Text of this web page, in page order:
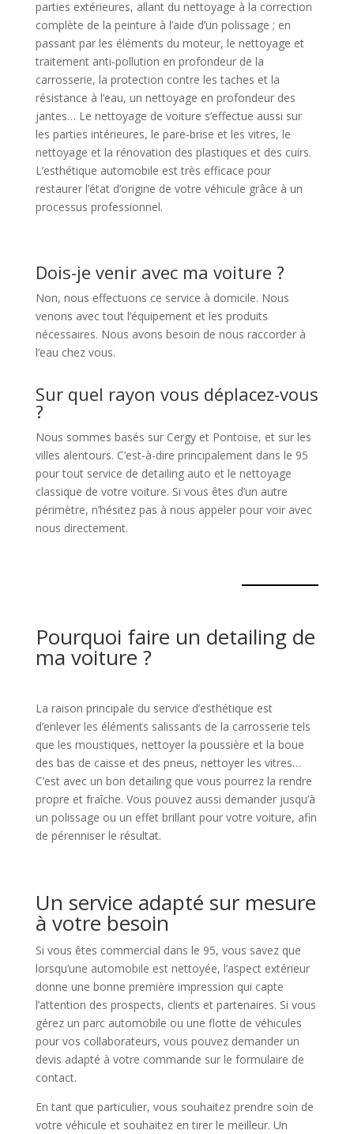
parties extérieures, allant du nettoyage à la correction
complète de la peinture à l’aide d’un polissage ; en
passant par les éléments du moteur, le nettoyage et
traitement anti-pollution en profondeur de la
carrosserie, la protection contre les taches et la
résistance à l’eau, un nettoyage en profondeur des
jantes… Le nettoyage de voiture s’effectue aussi sur
les parties intérieures, le pare-brise et les vitres, le
nettoyage et la rénovation des plastiques et des cuirs.
L’esthétique automobile est très efficace pour
restaurer l’état d’origine de votre véhicule grâce à un
processus professionnel.
Dois-je venir avec ma voiture ?
Non, nous effectuons ce service à domicile. Nous
venons avec tout l’équipement et les produits
nécessaires. Nous avons besoin de nous raccorder à
l’eau chez vous.
Sur quel rayon vous déplacez-vous
?
Nous sommes basés sur Cergy et Pontoise, et sur les
villes alentours. C’est-à-dire principalement dans le 95
pour tout service de detailing auto et le nettoyage
classique de votre voiture. Si vous êtes d’un autre
périmètre, n’hésitez pas à nous appeler pour voir avec
nous directement.
Pourquoi faire un detailing de
ma voiture ?
La raison principale du service d’esthétique est
d’enlever les éléments salissants de la carrosserie tels
que les moustiques, nettoyer la poussière et la boue
des bas de caisse et des pneus, nettoyer les vitres…
C’est avec un bon detailing que vous pourrez la rendre
propre et fraîche. Vous pouvez aussi demander jusqu’à
un polissage ou un effet brillant pour votre voiture, afin
de pérenniser le résultat.
Un service adapté sur mesure
à votre besoin
Si vous êtes commercial dans le 95, vous savez que
lorsqu’une automobile est nettoyée, l’aspect extérieur
donne une bonne première impression qui capte
l’attention des prospects, clients et partenaires. Si vous
gérez un parc automobile ou une flotte de véhicules
pour vos collaborateurs, vous pouvez demander un
devis adapté à votre commande sur le formulaire de
contact.
En tant que particulier, vous souhaitez prendre soin de
votre véhicule et souhaitez en tirer le meilleur. Un